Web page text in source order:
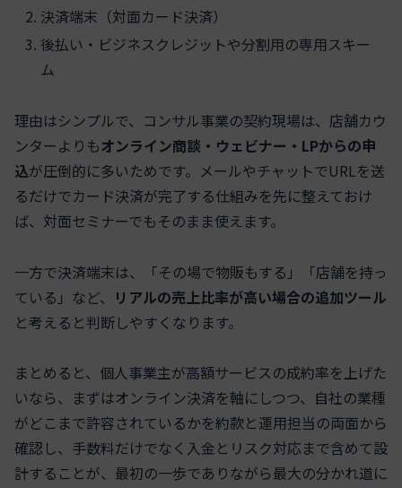
決済端末（対面カード決済）
後払い・ビジネスクレジットや分割用の専用スキー
ム
理由はシンプルで、コンサル事業の契約現場は、店舗カウ
ンターよりもオンライン商談・ウェビナー・LPからの申
込が圧倒的に多いためです。メールやチャットでURLを送
るだけでカード決済が完了する仕組みを先に整えておけ
ば、対面セミナーでもそのまま使えます。
一方で決済端末は、「その場で物販もする」「店舗を持っ
ている」など、
リアルの売上比率が高い場合の追加ツール
と考えると判断しやすくなります。
まとめると、個人事業主が高額サービスの成約率を上げた
いなら、まずはオンライン決済を軸にしつつ、自社の業種
がどこまで許容されているかを約款と運用担当の両面から
確認し、手数料だけでなく入金とリスク対応まで含めて設
計することが、最初の一歩でありながら最大の分かれ道に